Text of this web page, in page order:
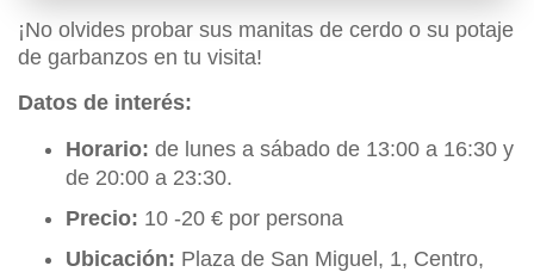
¡No olvides probar sus manitas de cerdo o su potaje
de garbanzos en tu visita!
Datos de interés:
Horario: de lunes a sábado de 13:00 a 16:30 y
de 20:00 a 23:30.
Precio: 10 -20 € por persona
Ubicación: Plaza de San Miguel, 1, Centro,